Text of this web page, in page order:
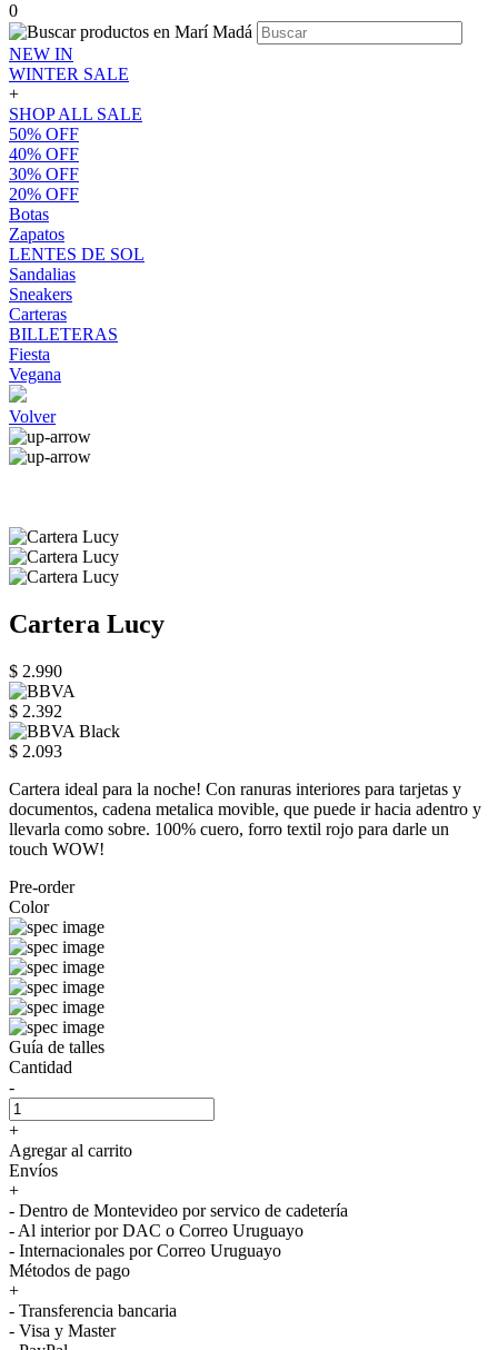
0
NEW IN
WINTER SALE
+
SHOP ALL SALE
50% OFF
40% OFF
30% OFF
20% OFF
Botas
Zapatos
LENTES DE SOL
Sandalias
Sneakers
Carteras
BILLETERAS
Fiesta
Vegana
Volver
Cartera Lucy
$ 2.990
$ 2.392
$ 2.093
Cartera ideal para la noche! Con ranuras interiores para tarjetas y
documentos, cadena metalica movible, que puede ir hacia adentro y
llevarla como sobre. 100% cuero, forro textil rojo para darle un
touch WOW!
Pre-order
Color
Guía de talles
Cantidad
-
+
Agregar al carrito
Envíos
+
- Dentro de Montevideo por servico de cadetería
- Al interior por DAC o Correo Uruguayo
- Internacionales por Correo Uruguayo
Métodos de pago
+
- Transferencia bancaria
- Visa y Master